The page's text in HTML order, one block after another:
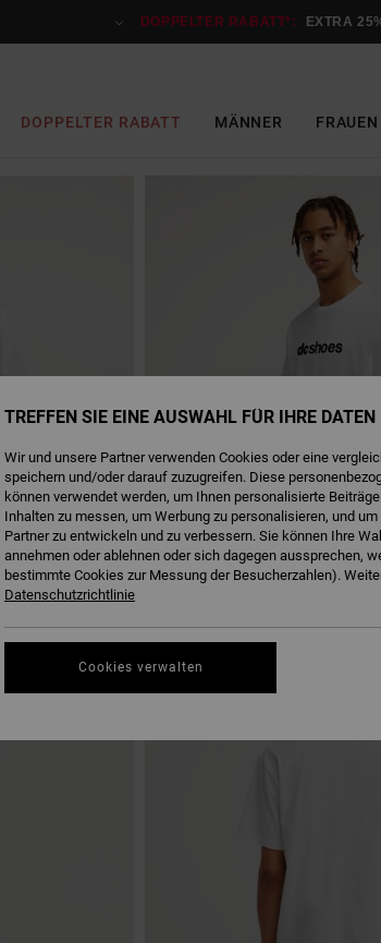
DOPPELTER RABATT*: EXTRA
DOPPELTER RABATT MÄNNER FRAUEN
TREFFEN SIE EINE AUSWAHL FÜR IHRE DATEN
Wir und unsere Partner verwenden Cookies oder eine
speichern und/oder darauf zuzugreifen. Diese
können verwendet werden, um Ihnen personalisierte
Inhalten zu messen, um Werbung zu personalisieren, und
Partner zu entwickeln und zu verbessern. Sie können Ihre
annehmen oder ablehnen oder sich dagegen aussprechen,
bestimmte Cookies zur Messung der Besucherzahlen).
Datenschutzrichtlinie
Cookies verwalten